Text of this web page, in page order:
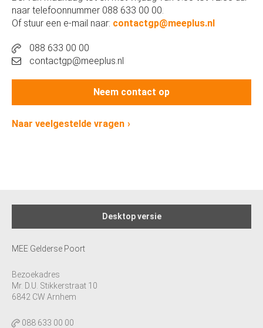
naar telefoonnummer 088 633 00 00.
Of stuur een e-mail naar: contactgp@meeplus.nl
088 633 00 00
contactgp@meeplus.nl
Neem contact op
Naar veelgestelde vragen
Desktop versie
MEE Gelderse Poort
Bezoekadres
Mr. D.U. Stikkerstraat 10
6842 CW Arnhem
088 633 00 00